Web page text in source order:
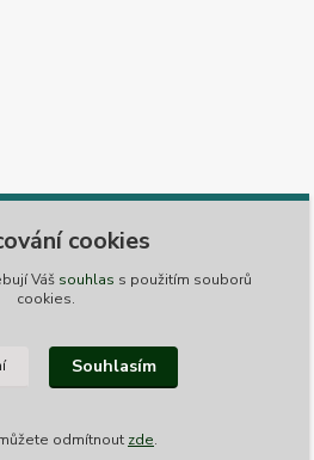
cookies
Váš souhlas s použitím souborů
cookies.
Souhlasím
odmítnout zde.